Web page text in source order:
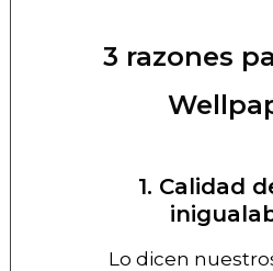
3 razones
1. Calidad
Lo dicen